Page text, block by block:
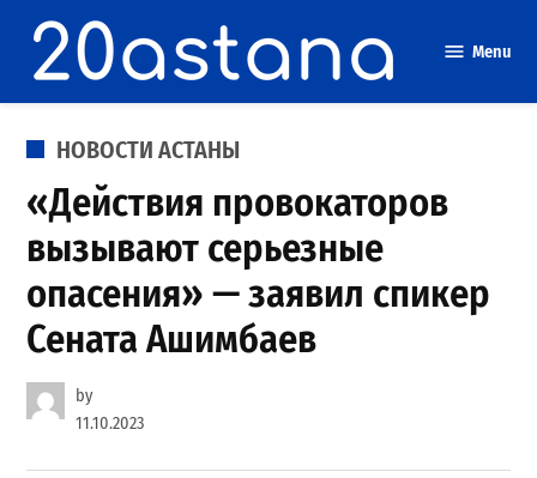
content
Menu
POSTED
НОВОСТИ АСТАНЫ
«Действия провокаторов
вызывают серьезные
опасения» — заявил спикер
Сената Ашимбаев
by
11.10.2023